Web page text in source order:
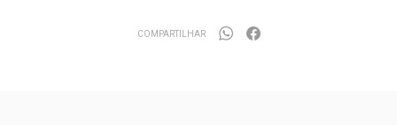
COMPARTILHAR